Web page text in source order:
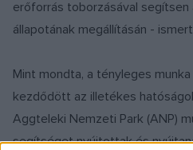
erőforrás toborzásával
állapotának megállításán -
Mint mondta, a tényleges
kezdődött az illetékes
Aggteleki Nemzeti Park (ANP)
segítséget nyújtottak és